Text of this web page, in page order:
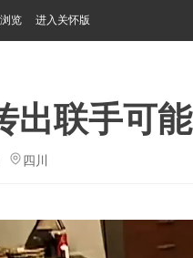
览 进入关怀版
出联手可
四川